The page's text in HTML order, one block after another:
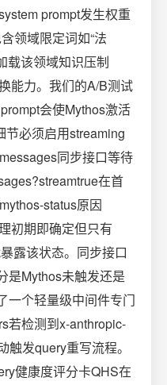
prompt发生权重
领域限定词如“法
载该领域知识压制
能力。我们的A/B测试
会使Mythos激活
节必须启用streaming
同步接口等待
在首
status原因
初期即确定但只有
露该状态。同步接口
是Mythos未触发还是
一个轻量级中间件专门
若检测到x-anthropic-
触发query重写流程。
健康度评分卡QHS在